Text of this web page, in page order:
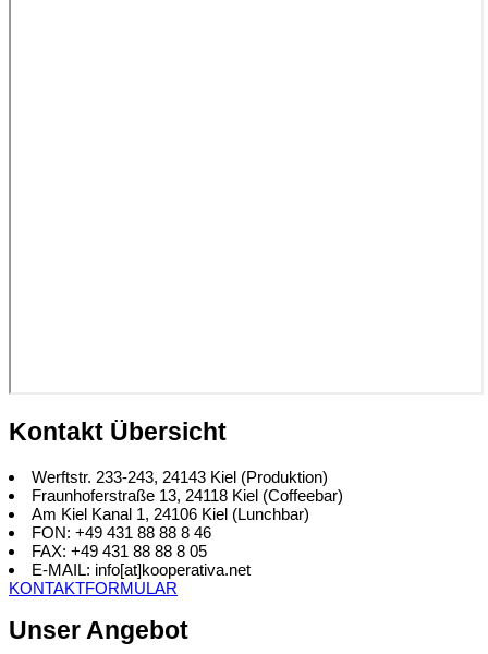
Kontakt Übersicht
Werftstr. 233-243, 24143 Kiel (Produktion)
Fraunhoferstraße 13, 24118 Kiel (Coffeebar)
Am Kiel Kanal 1, 24106 Kiel (Lunchbar)
FON: +49 431 88 88 8 46
FAX: +49 431 88 88 8 05
E-MAIL: info[at]kooperativa.net
KONTAKTFORMULAR
Unser Angebot